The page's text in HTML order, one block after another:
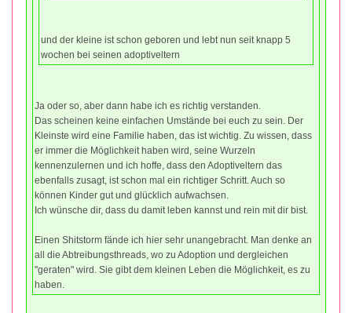
und der kleine ist schon geboren und lebt nun seit knapp 5
wochen bei seinen adoptiveltern
Ja oder so, aber dann habe ich es richtig verstanden.
Das scheinen keine einfachen Umstände bei euch zu sein. Der
Kleinste wird eine Familie haben, das ist wichtig. Zu wissen, dass
er immer die Möglichkeit haben wird, seine Wurzeln
kennenzulernen und ich hoffe, dass den Adoptiveltern das
ebenfalls zusagt, ist schon mal ein richtiger Schritt. Auch so
können Kinder gut und glücklich aufwachsen.
Ich wünsche dir, dass du damit leben kannst und rein mit dir bist.
Einen Shitstorm fände ich hier sehr unangebracht. Man denke an
all die Abtreibungsthreads, wo zu Adoption und dergleichen
"geraten" wird. Sie gibt dem kleinen Leben die Möglichkeit, es zu
haben.